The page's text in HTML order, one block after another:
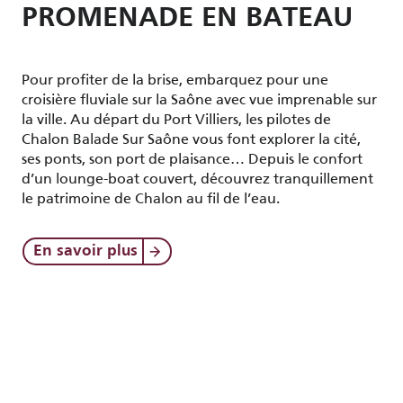
PROMENADE EN BATEAU
Pour profiter de la brise, embarquez pour une
croisière fluviale sur la Saône avec vue imprenable sur
la ville. Au départ du Port Villiers, les pilotes de
Chalon Balade Sur Saône vous font explorer la cité,
ses ponts, son port de plaisance… Depuis le confort
d’un lounge-boat couvert, découvrez tranquillement
le patrimoine de Chalon au fil de l’eau.
En savoir plus